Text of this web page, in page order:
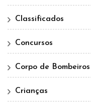
Classificados
Concursos
Corpo de Bombeiros
Crianças